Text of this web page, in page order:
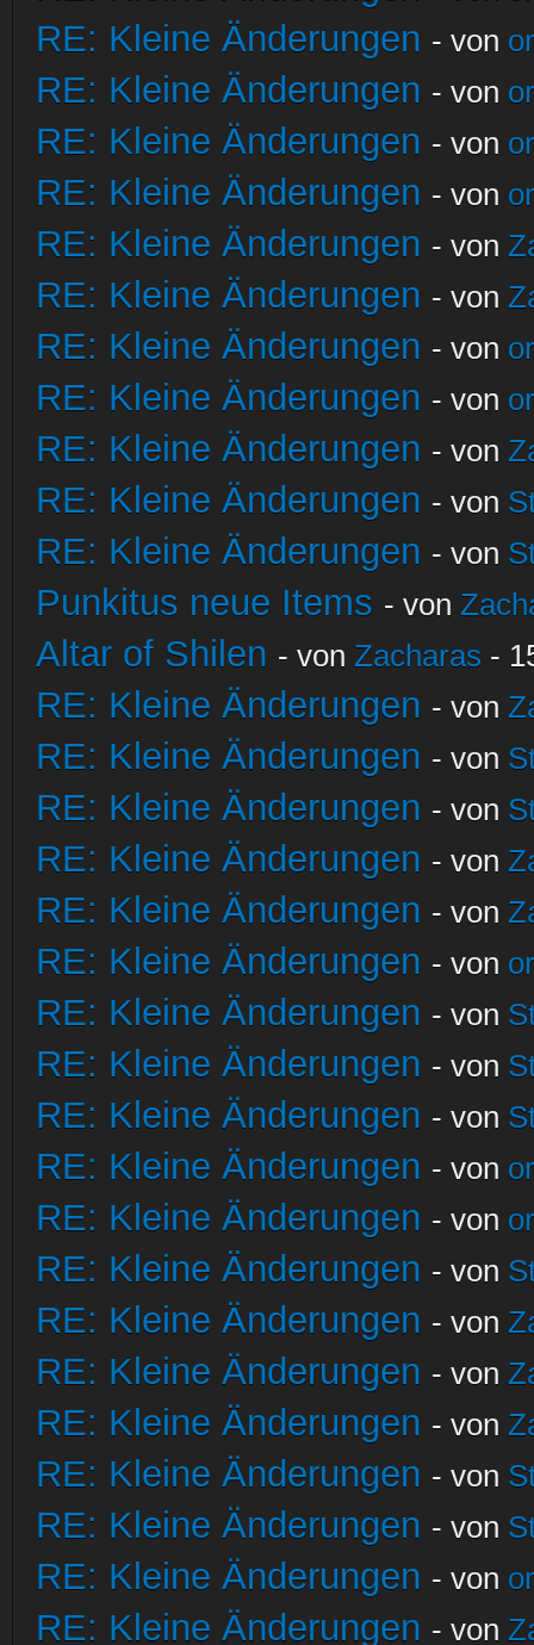
RE: Kleine Änderungen - von
RE: Kleine Änderungen - von
RE: Kleine Änderungen - von
RE: Kleine Änderungen - von
RE: Kleine Änderungen - von
RE: Kleine Änderungen - von
RE: Kleine Änderungen - von
RE: Kleine Änderungen - von
RE: Kleine Änderungen - von
RE: Kleine Änderungen - von
RE: Kleine Änderungen - von
Punkitus neue Items - von
Altar of Shilen - von Zacharas -
RE: Kleine Änderungen - von
RE: Kleine Änderungen - von
RE: Kleine Änderungen - von
RE: Kleine Änderungen - von
RE: Kleine Änderungen - von
RE: Kleine Änderungen - von
RE: Kleine Änderungen - von
RE: Kleine Änderungen - von
RE: Kleine Änderungen - von
RE: Kleine Änderungen - von
RE: Kleine Änderungen - von
RE: Kleine Änderungen - von
RE: Kleine Änderungen - von
RE: Kleine Änderungen - von
RE: Kleine Änderungen - von
RE: Kleine Änderungen - von
RE: Kleine Änderungen - von
RE: Kleine Änderungen - von
RE: Kleine Änderungen - von